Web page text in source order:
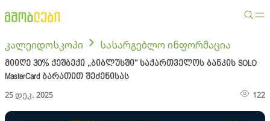
კალეიდოსკოპი სასარგებლო ინფორმაცია
მიიღე 30% ქეშბექი „ბიბლუსში“ საქართველოს ბანკის SOLO
MasterCard ბარათით შეძენისას
25 დეკ. 2025 122